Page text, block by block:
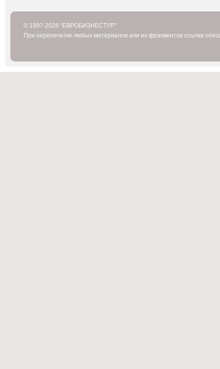
© 1997-2026 "ЕВРОБИЗНЕСТУР"
При перепечатке любых материалов или их фрагментов ссылка